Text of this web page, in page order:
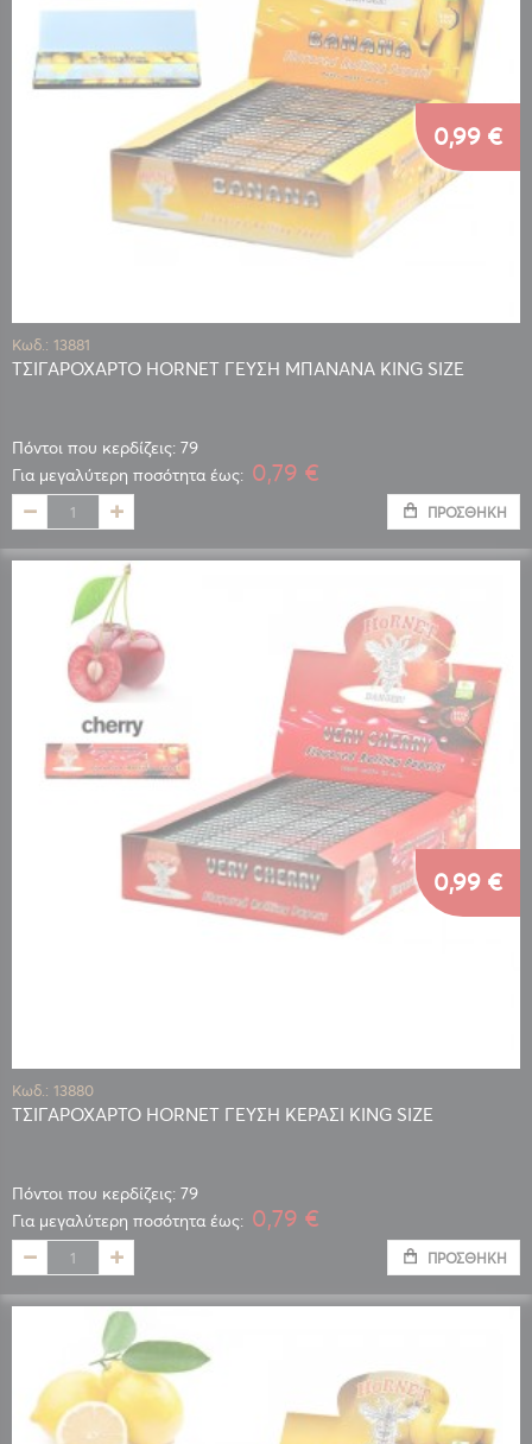
Κωδ.: 13881
ΤΣΙΓΑΡΟΧΑΡΤΟ HORNET ΓΕΥΣΗ ΜΠΑΝΑΝΑ KING SIZE
Πόντοι που κερδίζεις: 79
0,99 €
Για μεγαλύτερη ποσότητα έως: 0,79 €
ΠΡΟΣΘΉΚΗ
Κωδ.: 13880
ΤΣΙΓΑΡΟΧΑΡΤΟ HORNET ΓΕΥΣΗ ΚΕΡΑΣΙ KING SIZE
Πόντοι που κερδίζεις: 79
0,99 €
Για μεγαλύτερη ποσότητα έως: 0,79 €
ΠΡΟΣΘΉΚΗ